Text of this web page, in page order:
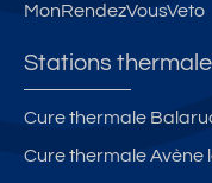
MonRendezVousVeto
Stations
Cure thermale
Cure thermale Avène